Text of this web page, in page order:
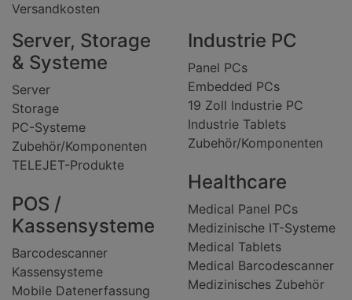
Versandkosten
Server, Storage
& Systeme
Server
Storage
PC-Systeme
Zubehör/Komponenten
TELEJET-Produkte
POS /
Kassensysteme
Barcodescanner
Kassensysteme
Mobile Datenerfassung
Industrie PC
Panel PCs
Embedded PCs
19 Zoll Industrie PC
Industrie Tablets
Zubehör/Komponenten
Healthcare
Medical Panel PCs
Medizinische IT-Systeme
Medical Tablets
Medical Barcodescanner
Medizinisches Zubehör